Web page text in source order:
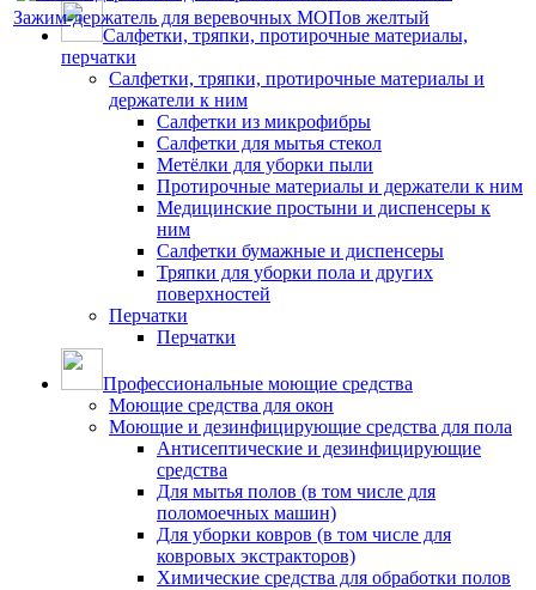
Салфетки, тряпки, протирочные материалы,
перчатки
Салфетки, тряпки, протирочные материалы и
держатели к ним
Салфетки из микрофибры
Салфетки для мытья стекол
Метёлки для уборки пыли
Протирочные материалы и держатели к ним
Медицинские простыни и диспенсеры к
ним
Салфетки бумажные и диспенсеры
Тряпки для уборки пола и других
поверхностей
Перчатки
Перчатки
Профессиональные моющие средства
Моющие средства для окон
Моющие и дезинфицирующие средства для пола
Антисептические и дезинфицирующие
средства
Для мытья полов (в том числе для
поломоечных машин)
Для уборки ковров (в том числе для
ковровых экстракторов)
Химические средства для обработки полов
Зажим-держатель для веревочных МОПов желтый